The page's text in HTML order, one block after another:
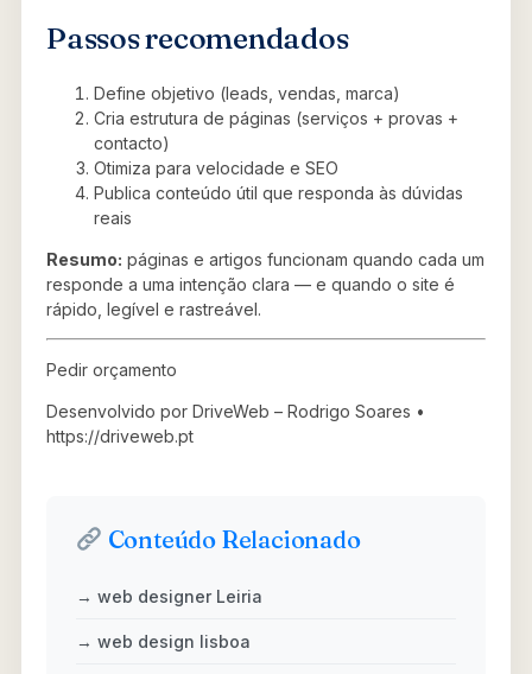
Passos recomendados
Define objetivo (leads, vendas, marca)
Cria estrutura de páginas (serviços + provas +
contacto)
Otimiza para velocidade e SEO
Publica conteúdo útil que responda às dúvidas
reais
Resumo: páginas e artigos funcionam quando cada um
responde a uma intenção clara — e quando o site é
rápido, legível e rastreável.
Pedir orçamento
Desenvolvido por DriveWeb – Rodrigo Soares •
https://driveweb.pt
Conteúdo Relacionado
→ web designer Leiria
→ web design lisboa